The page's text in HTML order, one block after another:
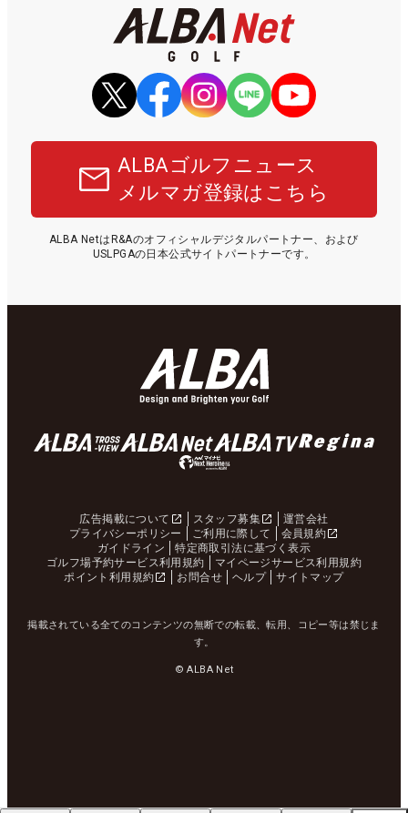
ALBAゴルフニュース
メルマガ登録はこちら
ALBA NetはR&Aのオフィシャルデジタルパートナー、および
USLPGAの日本公式サイトパートナーです。
広告掲載について スタッフ募集
運営会社
プライバシーポリシー
ご利用に際して
会員規約
ガイドライン
特定商取引法に基づく表示
ゴルフ場予約サービス利用規約
マイページサービス利用規約
ポイント利用規約
お問合せ ヘルプ サイトマップ
掲載されている全てのコンテンツの無断での転載、転用、コピー等は禁じま
す。
© ALBA Net